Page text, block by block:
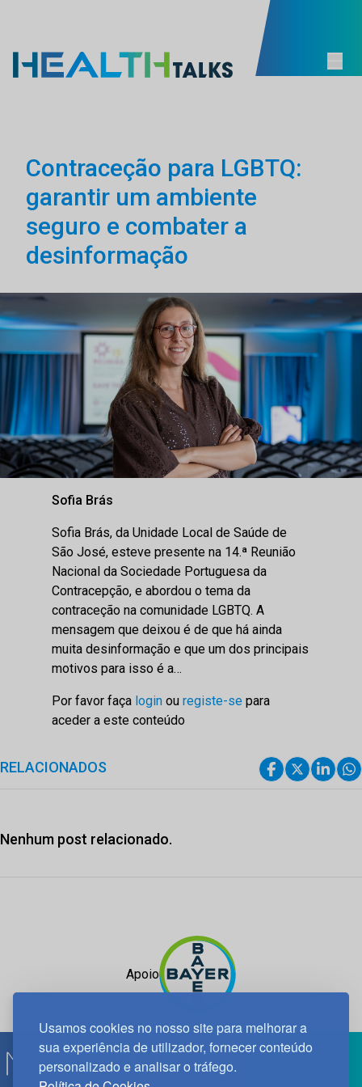
Usamos cookies no nosso site para melhorar a
sua experiência de utilizador, fornecer conteúdo
personalizado e analisar o tráfego.
Contraceção para LGBTQ:
garantir um ambiente
seguro e combater a
desinformação
Sofia Brás
Sofia Brás, da Unidade Local de Saúde de
São José, esteve presente na 14.ª Reunião
Nacional da Sociedade Portuguesa da
Contracepção, e abordou o tema da
contraceção na comunidade LGBTQ. A
mensagem que deixou é de que há ainda
muita desinformação e que um dos principais
motivos para isso é a…
Por favor faça login ou registe-se para
aceder a este conteúdo
RELACIONADOS
Nenhum post relacionado.
Apoio